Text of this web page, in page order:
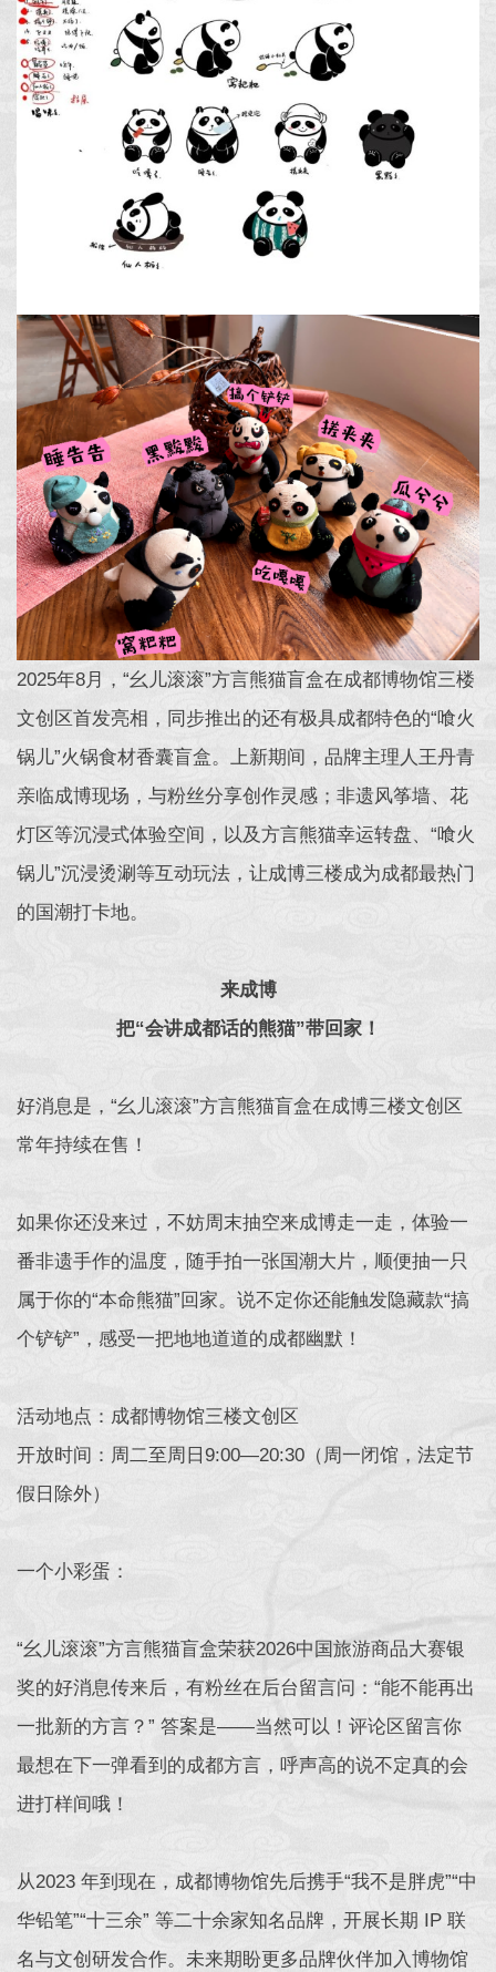
2025年8月，“幺儿滚滚”方言熊猫盲盒在成都博物馆三楼
文创区首发亮相，同步推出的还有极具成都特色的“喰火
锅儿”火锅食材香囊盲盒。上新期间，品牌主理人王丹青
亲临成博现场，与粉丝分享创作灵感；非遗风筝墙、花
灯区等沉浸式体验空间，以及方言熊猫幸运转盘、“喰火
锅儿”沉浸烫涮等互动玩法，让成博三楼成为成都最热门
的国潮打卡地。
来成博
把“会讲成都话的熊猫”带回家！
好消息是，“幺儿滚滚”方言熊猫盲盒在成博三楼文创区
常年持续在售！
如果你还没来过，不妨周末抽空来成博走一走，体验一
番非遗手作的温度，随手拍一张国潮大片，顺便抽一只
属于你的“本命熊猫”回家。说不定你还能触发隐藏款“搞
个铲铲”，感受一把地地道道的成都幽默！
活动地点：成都博物馆三楼文创区
开放时间：周二至周日9:00—20:30（周一闭馆，法定节
假日除外）
一个小彩蛋：
“幺儿滚滚”方言熊猫盲盒荣获2026中国旅游商品大赛银
奖的好消息传来后，有粉丝在后台留言问：“能不能再出
一批新的方言？” 答案是——当然可以！评论区留言你
最想在下一弹看到的成都方言，呼声高的说不定真的会
进打样间哦！
从2023 年到现在，成都博物馆先后携手“我不是胖虎”“中
华铅笔”“十三余” 等二十余家知名品牌，开展长期 IP 联
名与文创研发合作。未来期盼更多品牌伙伴加入博物馆